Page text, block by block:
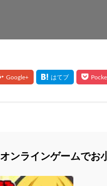
オンラインゲームでお